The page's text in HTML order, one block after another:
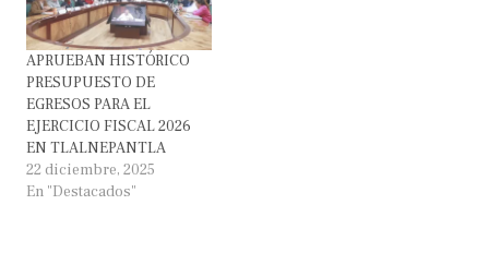
APRUEBAN HISTÓRICO
PRESUPUESTO DE
EGRESOS PARA EL
EJERCICIO FISCAL 2026
EN TLALNEPANTLA
22 diciembre, 2025
En "Destacados"